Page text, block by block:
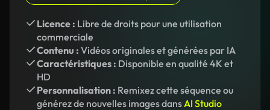
Licence : Libre de droits pour une utilisation
commerciale
Contenu : Vidéos originales et générées par IA
Caractéristiques : Disponible en qualité 4K et
HD
Personnalisation : Remixez cette séquence ou
générez de nouvelles images dansAI Studio